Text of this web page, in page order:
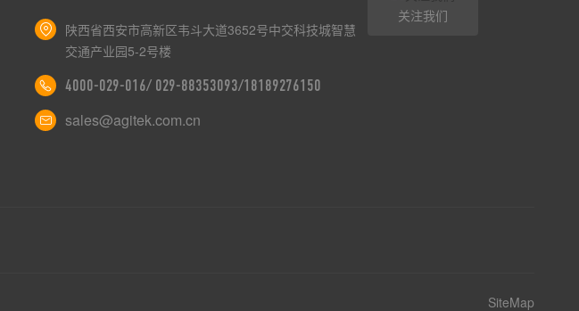
陕西省西安市高新区韦斗大道3652号中交科技城智慧
交通产业园5-2号楼
4000-029-016/ 029-88353093/18189276150
sales@agitek.com.cn
关注我们
SiteMap